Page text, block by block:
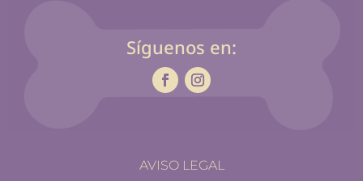
Síguenos en:
AVISO LEGAL